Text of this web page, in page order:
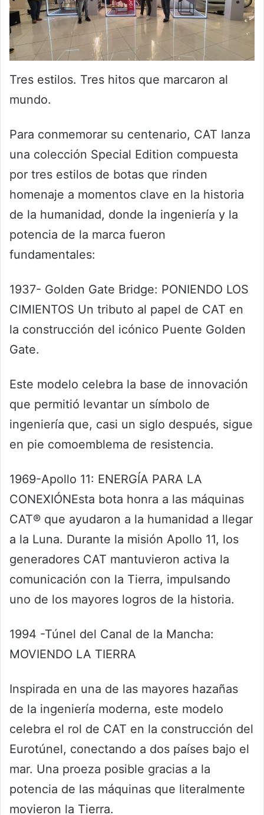
Tres estilos. Tres hitos que marcaron al
mundo.
Para conmemorar su centenario, CAT lanza
una colección Special Edition compuesta
por tres estilos de botas que rinden
homenaje a momentos clave en la historia
de la humanidad, donde la ingeniería y la
potencia de la marca fueron
fundamentales:
1937- Golden Gate Bridge: PONIENDO LOS
CIMIENTOS Un tributo al papel de CAT en
la construcción del icónico Puente Golden
Gate.
Este modelo celebra la base de innovación
que permitió levantar un símbolo de
ingeniería que, casi un siglo después, sigue
en pie comoemblema de resistencia.
1969-Apollo 11: ENERGÍA PARA LA
CONEXIÓNEsta bota honra a las máquinas
CAT® que ayudaron a la humanidad a llegar
a la Luna. Durante la misión Apollo 11, los
generadores CAT mantuvieron activa la
comunicación con la Tierra, impulsando
uno de los mayores logros de la historia.
1994 -Túnel del Canal de la Mancha:
MOVIENDO LA TIERRA
Inspirada en una de las mayores hazañas
de la ingeniería moderna, este modelo
celebra el rol de CAT en la construcción del
Eurotúnel, conectando a dos países bajo el
mar. Una proeza posible gracias a la
potencia de las máquinas que literalmente
movieron la Tierra.